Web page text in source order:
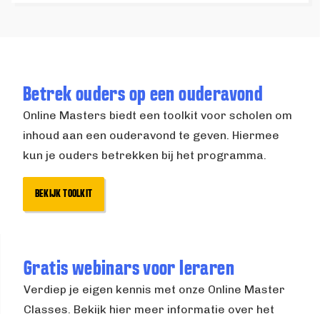
Betrek ouders op een ouderavond
Online Masters biedt een toolkit voor scholen om
inhoud aan een ouderavond te geven. Hiermee
kun je ouders betrekken bij het programma.
BEKIJK TOOLKIT
Gratis webinars voor leraren
Verdiep je eigen kennis met onze Online Master
Classes. Bekijk hier meer informatie over het